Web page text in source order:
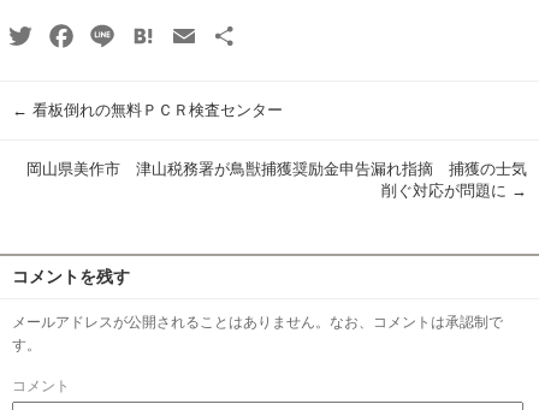
TwitterFacebook
Line HatenaEmail
← 看板倒れの無料ＰＣＲ検査センター
岡山県美作市 津山税務署が鳥獣捕獲奨励金申告漏れ指摘 捕獲の士気
削ぐ対応が問題に →
コメントを残す
メールアドレスが公開されることはありません。なお、コメントは承認制で
す。
コメント